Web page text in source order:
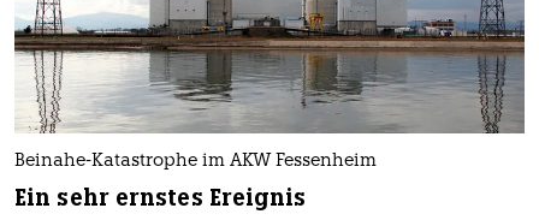
Beinahe-Katastrophe im AKW Fessenheim
Ein sehr ernstes Ereignis